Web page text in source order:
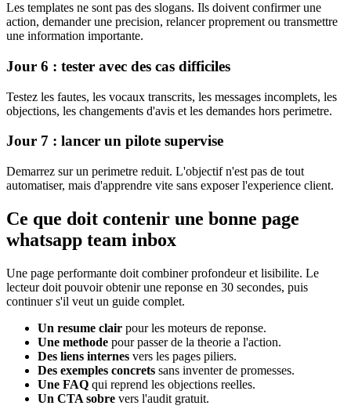
Les templates ne sont pas des slogans. Ils doivent confirmer une
action, demander une precision, relancer proprement ou transmettre
une information importante.
Jour 6 : tester avec des cas difficiles
Testez les fautes, les vocaux transcrits, les messages incomplets, les
objections, les changements d'avis et les demandes hors perimetre.
Jour 7 : lancer un pilote supervise
Demarrez sur un perimetre reduit. L'objectif n'est pas de tout
automatiser, mais d'apprendre vite sans exposer l'experience client.
Ce que doit contenir une bonne page
whatsapp team inbox
Une page performante doit combiner profondeur et lisibilite. Le
lecteur doit pouvoir obtenir une reponse en 30 secondes, puis
continuer s'il veut un guide complet.
Un resume clair pour les moteurs de reponse.
Une methode pour passer de la theorie a l'action.
Des liens internes vers les pages piliers.
Des exemples concrets sans inventer de promesses.
Une FAQ qui reprend les objections reelles.
Un CTA sobre vers l'audit gratuit.